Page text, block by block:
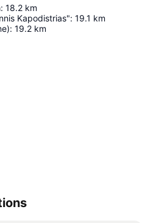
: 18.2 km
Kapodistrias": 19.1 km
: 19.2 km